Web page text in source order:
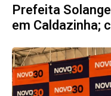
Prefeita
em Caldazinha;